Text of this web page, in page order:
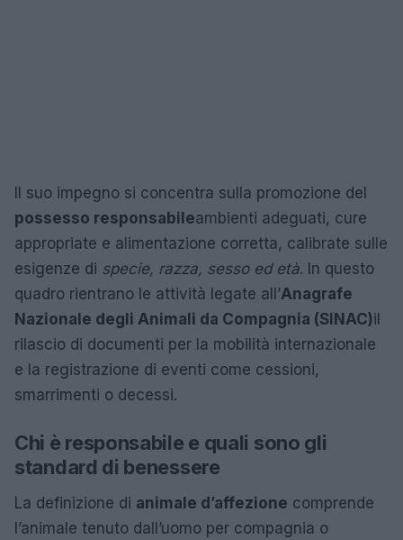
Il suo impegno si concentra sulla promozione del
possesso responsabileambienti adeguati, cure
appropriate e alimentazione corretta, calibrate sulle
esigenze di specie, razza, sesso ed età. In questo
quadro rientrano le attività legate all’Anagrafe
Nazionale degli Animali da Compagnia (SINAC)il
rilascio di documenti per la mobilità internazionale
e la registrazione di eventi come cessioni,
smarrimenti o decessi.
Chi è responsabile e quali sono gli
standard di benessere
La definizione di animale d’affezione comprende
l’animale tenuto dall’uomo per compagnia o